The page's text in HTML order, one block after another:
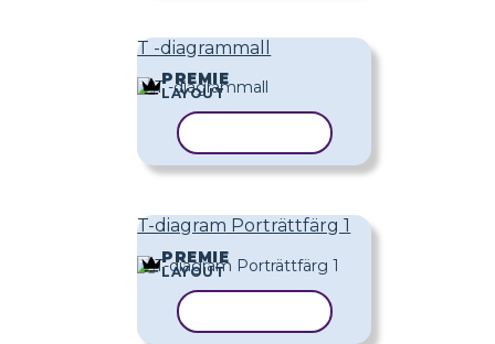
T -diagrammall
PREMIE
LAYOUT
T-diagram Porträttfärg 1
PREMIE
LAYOUT